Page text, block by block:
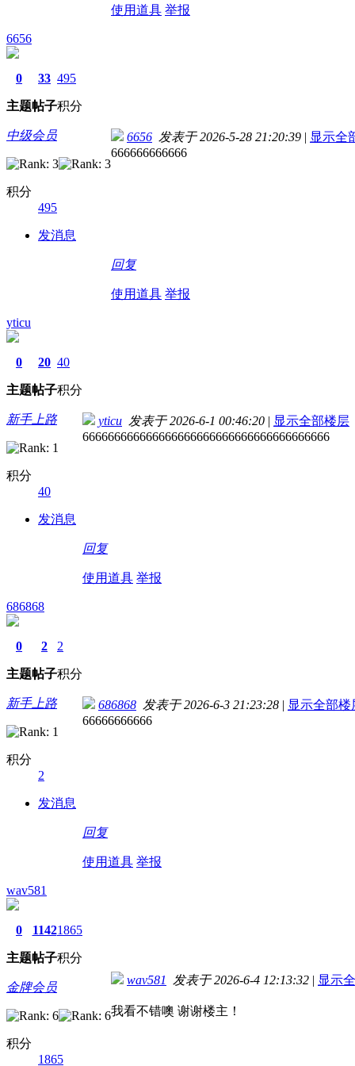
使用道具 举报
6656
0
主题
33
帖子
495
积分
中级会员
积分
495
发消息
6656 发表于 2026-5-28 21:20:39 | 显示全
666666666666
回复
使用道具 举报
yticu
0
主题
20
帖子
40
积分
新手上路
积分
40
发消息
yticu 发表于 2026-6-1 00:46:20 | 显示全部楼层
666666666666666666666666666666666666666
回复
使用道具 举报
686868
0
主题
2
帖子
2
积分
新手上路
积分
2
发消息
686868 发表于 2026-6-3 21:23:28 | 显示全部楼
66666666666
回复
使用道具 举报
wav581
0
主题
1142
帖子
1865
积分
金牌会员
积分
1865
wav581 发表于 2026-6-4 12:13:32 | 显示
我看不错噢 谢谢楼主！